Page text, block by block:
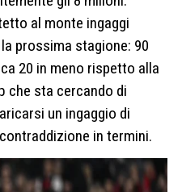
al monte ingaggi
prossima stagione: 90
20 in meno rispetto alla
che sta cercando di
un ingaggio di
in termini.